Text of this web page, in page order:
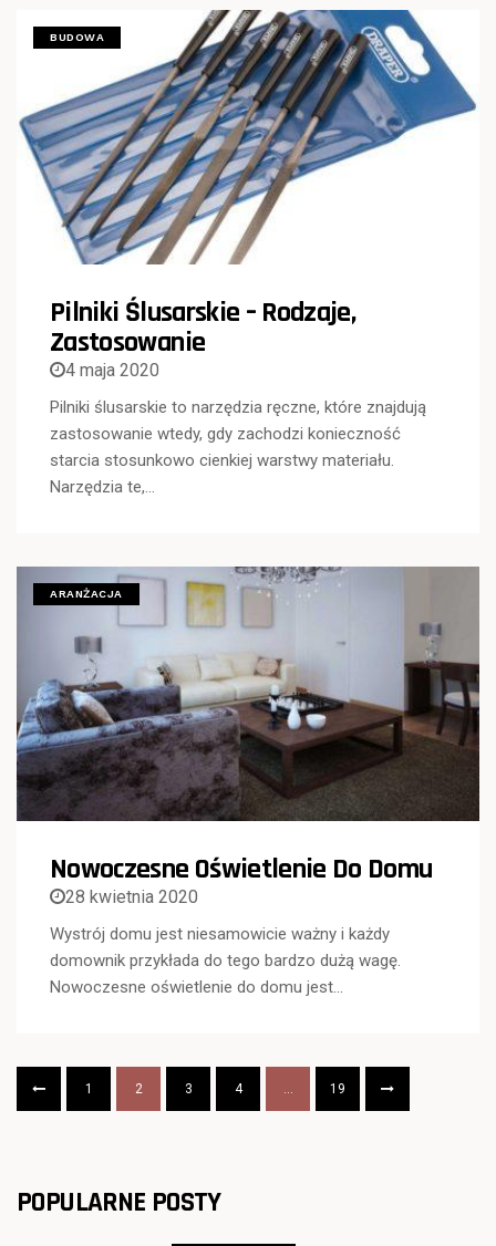
BUDOWA
Pilniki Ślusarskie – Rodzaje,
Zastosowanie
4 maja 2020
Pilniki ślusarskie to narzędzia ręczne, które znajdują
zastosowanie wtedy, gdy zachodzi konieczność
starcia stosunkowo cienkiej warstwy materiału.
Narzędzia te,…
ARANŻACJA
Nowoczesne Oświetlenie Do Domu
28 kwietnia 2020
Wystrój domu jest niesamowicie ważny i każdy
domownik przykłada do tego bardzo dużą wagę.
Nowoczesne oświetlenie do domu jest…
1 2 3 4 … 19
POPULARNE POSTY